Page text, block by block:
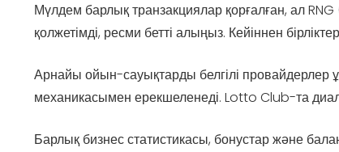
Мүлдем барлық транзакциялар қорғалған, ал
қолжетімді, ресми бетті алыңыз. Кейіннен
Арнайы ойын-сауықтарды белгілі провайдерлер
механикасымен ерекшеленеді. Lotto Club-та
Барлық бизнес статистикасы, бонустар және